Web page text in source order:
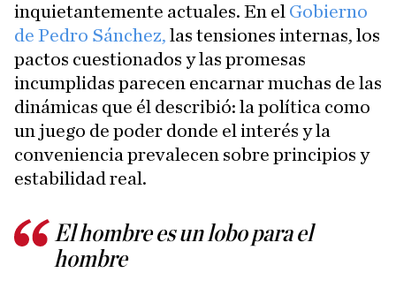
inquietantemente actuales. En el Gobierno
de Pedro Sánchez, las tensiones internas, los
pactos cuestionados y las promesas
incumplidas parecen encarnar muchas de las
dinámicas que él describió: la política como
un juego de poder donde el interés y la
conveniencia prevalecen sobre principios y
estabilidad real.
El hombre es un lobo para el
hombre